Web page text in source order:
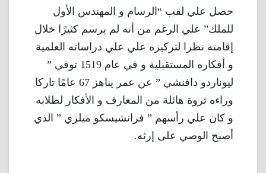
حصل علي لقب “الرسام و المهندس الأول
للملك” علي الرغم من أنه لم يرسم كثيرًا خلال
إقامته نظرا لتركيزه علي علي دراساته العلمية
و أفكاره المستقبلية و في عام 1519 توفي ”
ليوناردو دافنشي ” عن عمر يناهز 67 عامًا تاركا
وراءه ثروة هائلة من المعارف و الأفكار لطلابه
و كان علي رأسهم ” فرانشيسكو ميلزي ” الذي
أصبح الوصي على إرثه.